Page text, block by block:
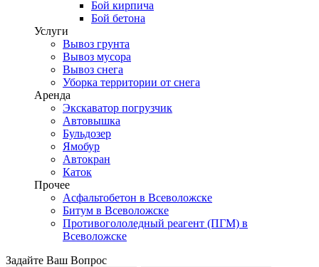
Бой кирпича
Бой бетона
Услуги
Вывоз грунта
Вывоз мусора
Вывоз снега
Уборка территории от снега
Аренда
Экскаватор погрузчик
Автовышка
Бульдозер
Ямобур
Автокран
Каток
Прочее
Асфальтобетон в Всеволожске
Битум в Всеволожске
Противогололедный реагент (ПГМ) в
Всеволожске
Задайте Ваш Вопрос